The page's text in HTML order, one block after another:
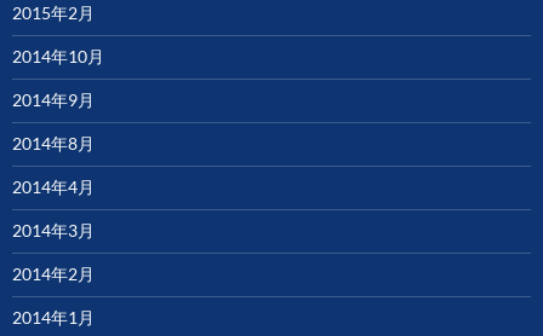
2015年2月
2014年10月
2014年9月
2014年8月
2014年4月
2014年3月
2014年2月
2014年1月